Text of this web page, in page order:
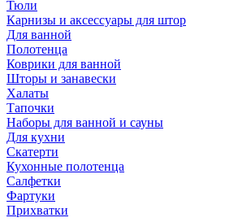
Тюли
Карнизы и аксессуары для штор
Для ванной
Полотенца
Коврики для ванной
Шторы и занавески
Халаты
Тапочки
Наборы для ванной и сауны
Для кухни
Скатерти
Кухонные полотенца
Салфетки
Фартуки
Прихватки